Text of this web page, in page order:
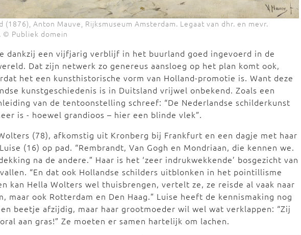
Anton Mauve, Rijksmuseum Amsterdam. Legaat van dhr. en mevr.
© Publiek domein
dankzij een vijfjarig verblijf in het buurland goed ingevoerd in de
Dat zijn netwerk zo genereus aansloeg op het plan komt ook,
het een kunsthistorische vorm van Holland-promotie is. Want deze
kunstgeschiedenis is in Duitsland vrijwel onbekend. Zoals een
van de tentoonstelling schreef: “De Nederlandse schilderkunst
is - hoewel grandioos – hier een blinde vlek”.
(78), afkomstig uit Kronberg bij Frankfurt en een dagje met haar
(16) op pad. “Rembrandt, Van Gogh en Mondriaan, die kennen we.
na de andere.” Haar is het ‘zeer indrukwekkende’ bosgezicht van
“En dat ook Hollandse schilders uitblonken in het pointillisme
kan Hella Wolters wel thuisbrengen, vertelt ze, ze reisde al vaak naar
maar ook Rotterdam en Den Haag.” Luise heeft de kennismaking nog
beetje afzijdig, maar haar grootmoeder wil wel wat verklappen: “Zij
aan gras!” Ze moeten er samen hartelijk om lachen.